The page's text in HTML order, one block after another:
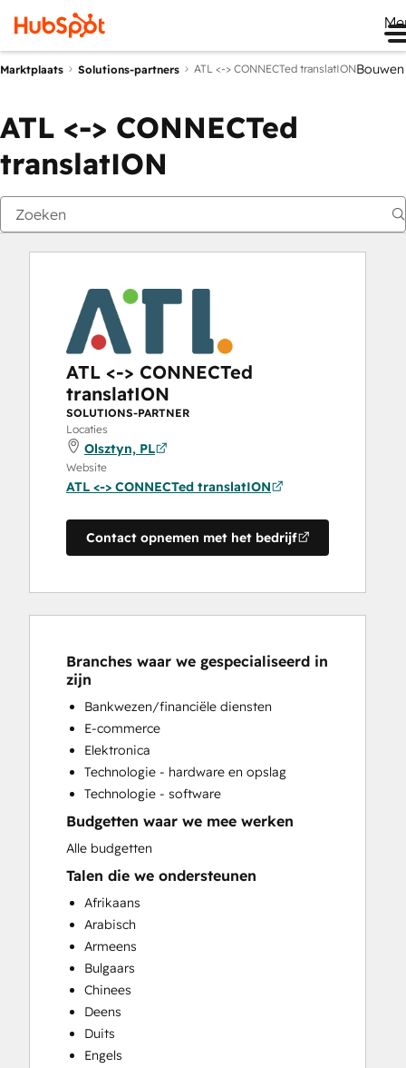
Marktplaats Solutions-partners ATL <-> CONNECTed translatIONBouwen
ATL <-> CONNECTed
translatION
ATL <-> CONNECTed
translatION
SOLUTIONS-PARTNER
Locaties
Olsztyn, PL
Website
ATL <-> CONNECTed translatION
Contact opnemen met het bedrijf
Branches waar we gespecialiseerd in
zijn
Bankwezen/financiële diensten
E-commerce
Elektronica
Technologie - hardware en opslag
Technologie - software
Budgetten waar we mee werken
Alle budgetten
Talen die we ondersteunen
Afrikaans
Arabisch
Armeens
Bulgaars
Chinees
Deens
Duits
Engels